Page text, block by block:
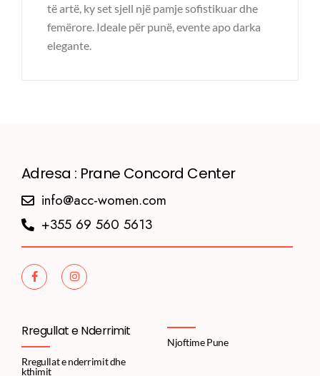
të artë, ky set sjell një pamje sofistikuar dhe
femërore. Ideale për punë, evente apo darka
elegante.
Adresa : Prane Concord Center
info@acc-women.com
+355 69 560 5613
Rregullat e Nderrimit
Rregullat e nderrimit dhe
kthimit
Njoftime Pune